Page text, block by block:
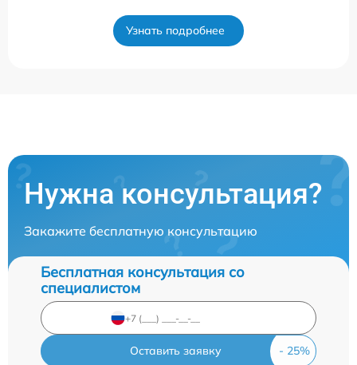
Узнать подробнее
Нужна консультация?
Закажите бесплатную консультацию
Бесплатная консультация со
специалистом
Оставить заявку